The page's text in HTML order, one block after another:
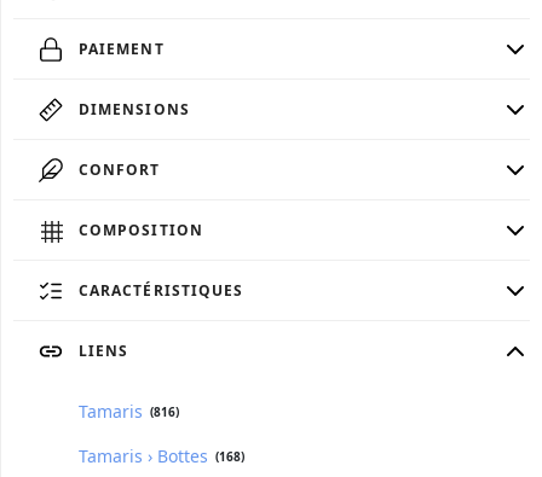
PAIEMENT
DIMENSIONS
CONFORT
COMPOSITION
CARACTÉRISTIQUES
LIENS
Tamaris (816)
Tamaris › Bottes (168)